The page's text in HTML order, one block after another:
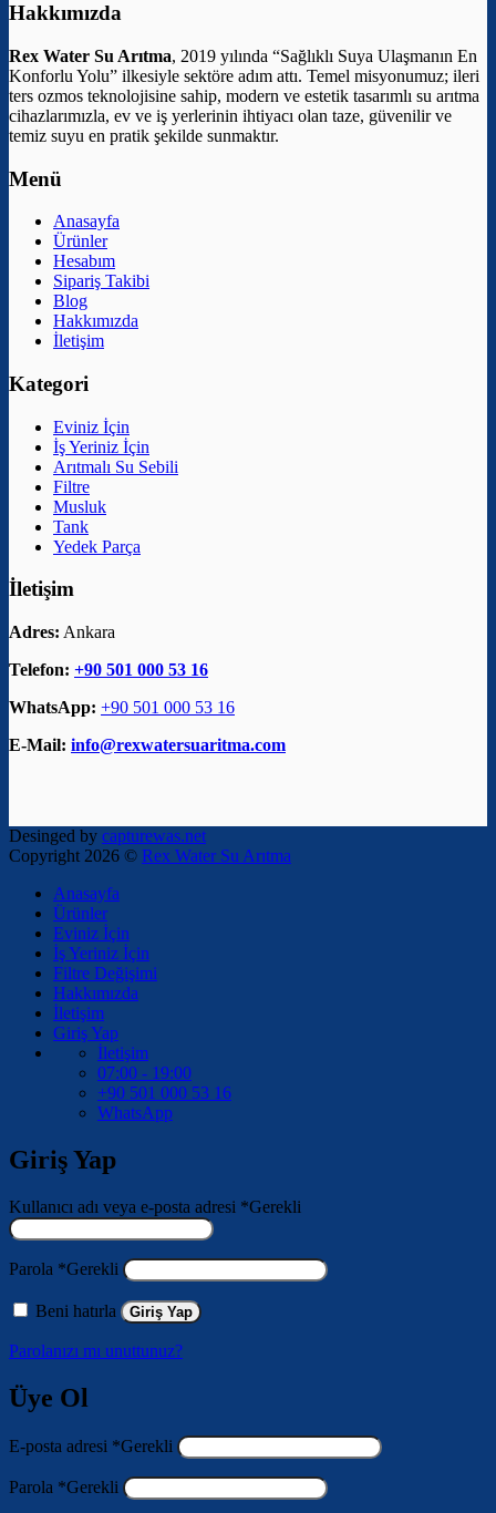
Hakkımızda
Rex Water Su Arıtma, 2019 yılında “Sağlıklı Suya Ulaşmanın En
Konforlu Yolu” ilkesiyle sektöre adım attı. Temel misyonumuz; ileri
ters ozmos teknolojisine sahip, modern ve estetik tasarımlı su arıtma
cihazlarımızla, ev ve iş yerlerinin ihtiyacı olan taze, güvenilir ve
temiz suyu en pratik şekilde sunmaktır.
Menü
Anasayfa
Ürünler
Hesabım
Sipariş Takibi
Blog
Hakkımızda
İletişim
Kategori
Eviniz İçin
İş Yeriniz İçin
Arıtmalı Su Sebili
Filtre
Musluk
Tank
Yedek Parça
İletişim
Adres: Ankara
Telefon: +90 501 000 53 16
WhatsApp: +90 501 000 53 16
E-Mail: info@rexwatersuaritma.com
Desinged by capturewas.net
Copyright 2026 © Rex Water Su Arıtma
Anasayfa
Ürünler
Eviniz İçin
İş Yeriniz İçin
Filtre Değişimi
Hakkımızda
İletişim
Giriş Yap
İletişim
07:00 - 19:00
+90 501 000 53 16
WhatsApp
Giriş Yap
Kullanıcı adı veya e-posta adresi *Gerekli
Parola *Gerekli
Beni hatırla Giriş Yap
Parolanızı mı unuttunuz?
Üye Ol
E-posta adresi *Gerekli
Parola *Gerekli